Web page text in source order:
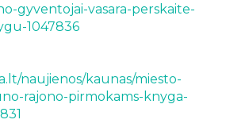
gyventojai-vasara-perskaite-
1047836
naujienos/kaunas/miesto-
rajono-pirmokams-knyga-